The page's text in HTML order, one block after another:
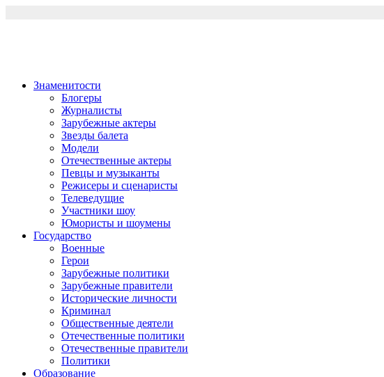
Знаменитости
Блогеры
Журналисты
Зарубежные актеры
Звезды балета
Модели
Отечественные актеры
Певцы и музыканты
Режисеры и сценаристы
Телеведущие
Участники шоу
Юмористы и шоумены
Государство
Военные
Герои
Зарубежные политики
Зарубежные правители
Исторические личности
Криминал
Общественные деятели
Отечественные политики
Отечественные правители
Политики
Образование